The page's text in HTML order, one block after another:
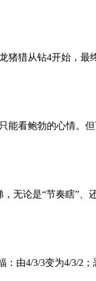
猎从钻4开始，最
看鲍勃的心情。
无论是“节奏瞎”、
由4/3/3变为4/3/2